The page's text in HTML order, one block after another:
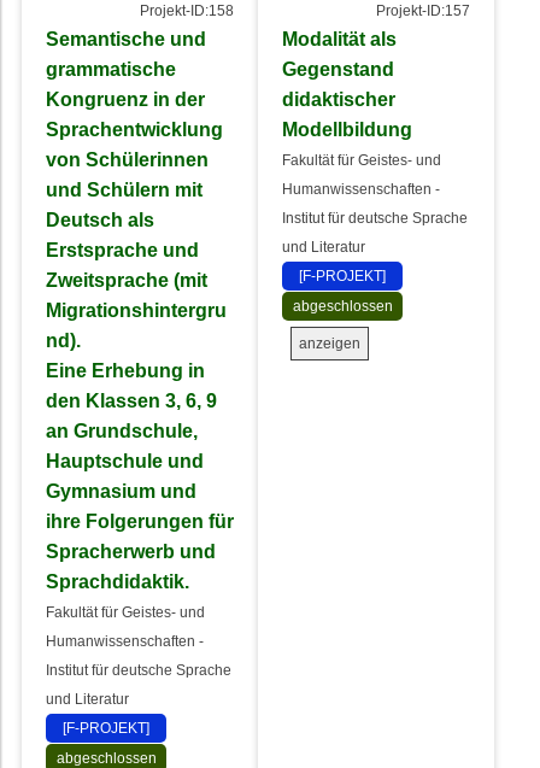
Projekt-ID:158
Semantische und
grammatische
Kongruenz in der
Sprachentwicklung
von Schülerinnen
und Schülern mit
Deutsch als
Erstsprache und
Zweitsprache (mit
Migrationshintergru
nd).
Eine Erhebung in
den Klassen 3, 6, 9
an Grundschule,
Hauptschule und
Gymnasium und
ihre Folgerungen für
Spracherwerb und
Sprachdidaktik.
Fakultät für Geistes- und
Humanwissenschaften -
Institut für deutsche Sprache
und Literatur
[F-PROJEKT]
abgeschlossen
Projekt-ID:157
Modalität als
Gegenstand
didaktischer
Modellbildung
Fakultät für Geistes- und
Humanwissenschaften -
Institut für deutsche Sprache
und Literatur
[F-PROJEKT]
abgeschlossen
anzeigen